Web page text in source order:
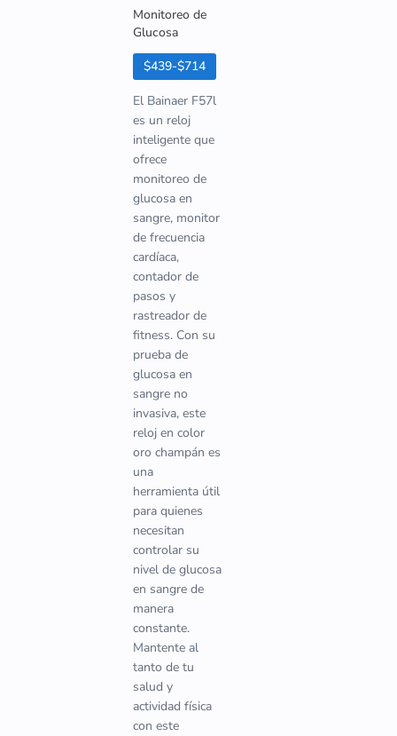
Monitoreo de
Glucosa
$439-$714
El Bainaer F57l
es un reloj
inteligente que
ofrece
monitoreo de
glucosa en
sangre, monitor
de frecuencia
cardíaca,
contador de
pasos y
rastreador de
fitness. Con su
prueba de
glucosa en
sangre no
invasiva, este
reloj en color
oro champán es
una
herramienta útil
para quienes
necesitan
controlar su
nivel de glucosa
en sangre de
manera
constante.
Mantente al
tanto de tu
salud y
actividad física
con este